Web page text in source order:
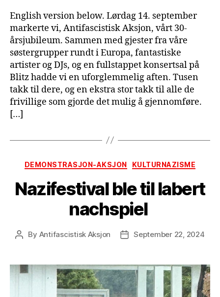
English version below. Lørdag 14. september
markerte vi, Antifascistisk Aksjon, vårt 30-
årsjubileum. Sammen med gjester fra våre
søstergrupper rundt i Europa, fantastiske
artister og DJs, og en fullstappet konsertsal på
Blitz hadde vi en uforglemmelig aften. Tusen
takk til dere, og en ekstra stor takk til alle de
frivillige som gjorde det mulig å gjennomføre.
[…]
Categories
DEMONSTRASJON-AKSJON KULTURNAZISME
Nazifestival ble til labert
nachspiel
Post
By Antifascistisk Aksjon
PostSeptember 22, 2024